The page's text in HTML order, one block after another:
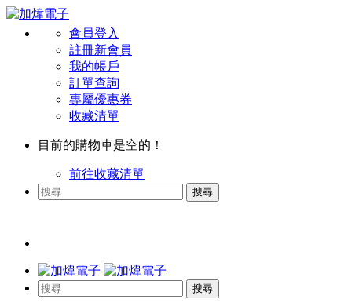
會員登入
註冊新會員
我的帳戶
訂單查詢
專屬優惠券
收藏清單
目前的購物車是空的！
前往收藏清單
搜尋
搜尋